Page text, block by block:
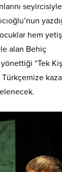
hem
alan Behiç
yönettiği “Tek